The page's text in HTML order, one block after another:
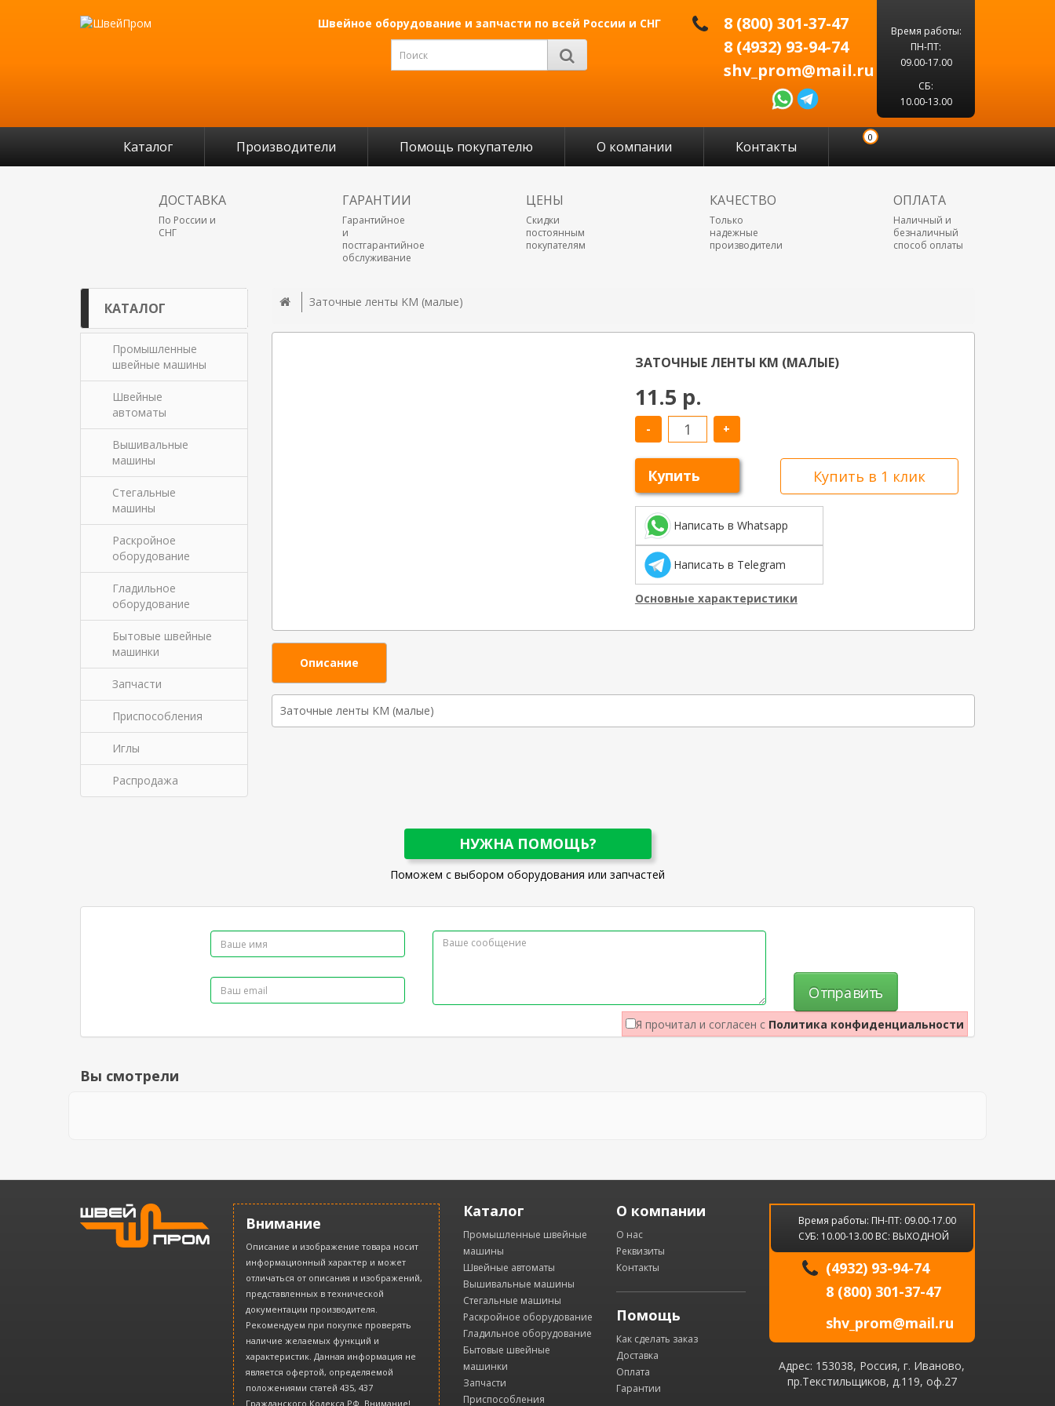
Швейное оборудование и запчасти по всей России и СНГ
8 (800) 301-37-47
8 (4932) 93-94-74
shv_prom@mail.ru
Время работы:
ПН-ПТ:
09.00-17.00
СБ:
10.00-13.00
Каталог Производители Помощь покупателю О компании Контакты
0
ДОСТАВКА
По России и
СНГ
ГАРАНТИИ
Гарантийное
и
постгарантийное
обслуживание
ЦЕНЫ
Скидки
постоянным
покупателям
КАЧЕСТВО
Только
надежные
производители
ОПЛАТА
Наличный и
безналичный
способ оплаты
КАТАЛОГ
Промышленные
швейные машины
Швейные
автоматы
Вышивальные
машины
Стегальные
машины
Раскройное
оборудование
Гладильное
оборудование
Бытовые швейные
машинки
Запчасти
Приспособления
Иглы
Распродажа
Заточные ленты KM (малые)
ЗАТОЧНЫЕ ЛЕНТЫ KM (МАЛЫЕ)
11.5 р.
- +
Купить в 1 клик
Купить
Написать в Whatsapp
Написать в Telegram
Основные характеристики
Описание
Заточные ленты KM (малые)
НУЖНА ПОМОЩЬ?
Поможем с выбором оборудования или запчастей
Я прочитал и согласен с Политика конфиденциальности
Отправить
Вы смотрели
Внимание
Описание и изображение товара носит
информационный характер и может
отличаться от описания и изображений,
представленных в технической
документации производителя.
Рекомендуем при покупке проверять
наличие желаемых функций и
характеристик. Данная информация не
является офертой, определяемой
положениями статей 435, 437
Гражданского Кодекса РФ. Внимание!
Каталог
Промышленные швейные
машины
Швейные автоматы
Вышивальные машины
Стегальные машины
Раскройное оборудование
Гладильное оборудование
Бытовые швейные
машинки
Запчасти
Приспособления
О компании
О нас
Реквизиты
Контакты
Помощь
Как сделать заказ
Доставка
Оплата
Гарантии
Время работы: ПН-ПТ: 09.00-17.00
СУБ: 10.00-13.00 ВС: ВЫХОДНОЙ
(4932) 93-94-74
8 (800) 301-37-47
shv_prom@mail.ru
Адрес: 153038, Россия, г. Иваново,
пр.Текстильщиков, д.119, оф.27